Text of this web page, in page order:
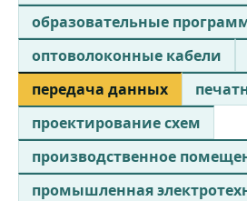
образовательные
оптоволоконные кабели
передача данных
проектирование схем
производственное
промышленная